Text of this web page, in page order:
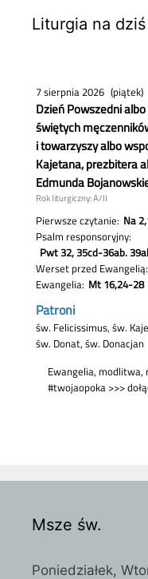
Liturgia na dziś
Msze św.
Poniedziałek,